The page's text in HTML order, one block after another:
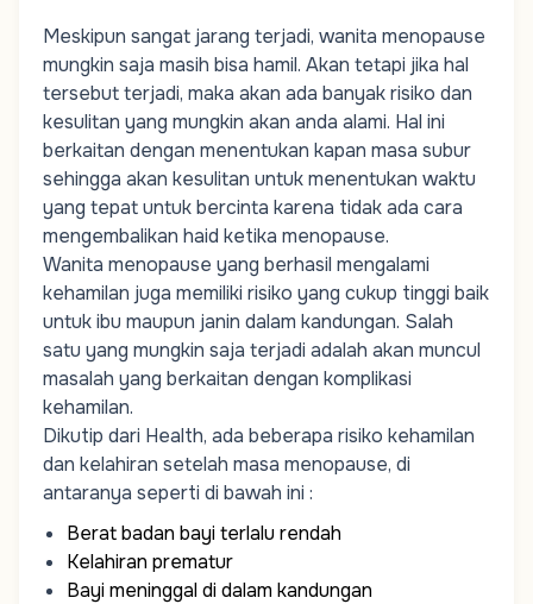
Meskipun sangat jarang terjadi, wanita menopause
mungkin saja masih bisa hamil. Akan tetapi jika hal
tersebut terjadi, maka akan ada banyak risiko dan
kesulitan yang mungkin akan anda alami. Hal ini
berkaitan dengan menentukan kapan masa subur
sehingga akan kesulitan untuk menentukan waktu
yang tepat untuk bercinta karena tidak ada cara
mengembalikan haid ketika menopause.
Wanita menopause yang berhasil mengalami
kehamilan juga memiliki risiko yang cukup tinggi baik
untuk ibu maupun janin dalam kandungan. Salah
satu yang mungkin saja terjadi adalah akan muncul
masalah yang berkaitan dengan komplikasi
kehamilan.
Dikutip dari Health, ada beberapa risiko kehamilan
dan kelahiran setelah masa menopause, di
antaranya seperti di bawah ini :
Berat badan bayi terlalu rendah
Kelahiran prematur
Bayi meninggal di dalam kandungan